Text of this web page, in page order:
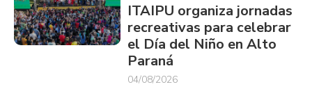
ITAIPU organiza jornadas
recreativas para celebrar
el Día del Niño en Alto
Paraná
04/08/2026